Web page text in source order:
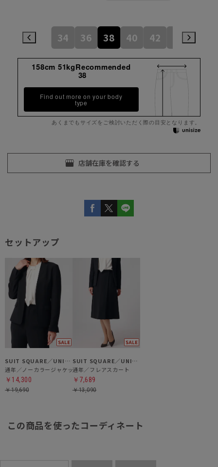
34 36 38 40 42
158cm 51kgRecommended
38
Find out more on your body
type
あくまでもサイズをご検討いただく際の目安となります。
セットアップ
SUIT SQUARE／UNIVERSAL LANGUAGE／WHITE
通年／ノーカラージャケット
￥14,300
￥19,690
SUIT SQUARE／UNIVERSAL LANGUAGE／WHITE
通年／フレアスカート
￥7,689
￥13,090
この商品を使ったコーディネート